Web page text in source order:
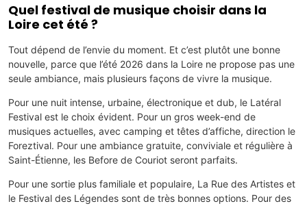
Quel festival de musique choisir dans la
Loire cet été ?
Tout dépend de l’envie du moment. Et c’est plutôt une bonne
nouvelle, parce que l’été 2026 dans la Loire ne propose pas une
seule ambiance, mais plusieurs façons de vivre la musique.
Pour une nuit intense, urbaine, électronique et dub, le Latéral
Festival est le choix évident. Pour un gros week-end de
musiques actuelles, avec camping et têtes d’affiche, direction le
Foreztival. Pour une ambiance gratuite, conviviale et régulière à
Saint-Étienne, les Before de Couriot seront parfaits.
Pour une sortie plus familiale et populaire, La Rue des Artistes et
le Festival des Légendes sont de très bonnes options. Pour des